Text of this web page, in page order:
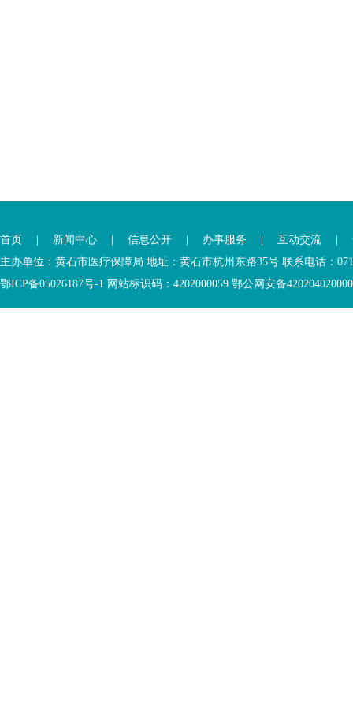
首页 新闻中心 信息公开 办事服务 互动交流
主办单位：黄石市医疗保障局 地址：黄石市杭州东路35号 联系电话：
鄂ICP备05026187号-1 网站标识码：4202000059 鄂公网安备